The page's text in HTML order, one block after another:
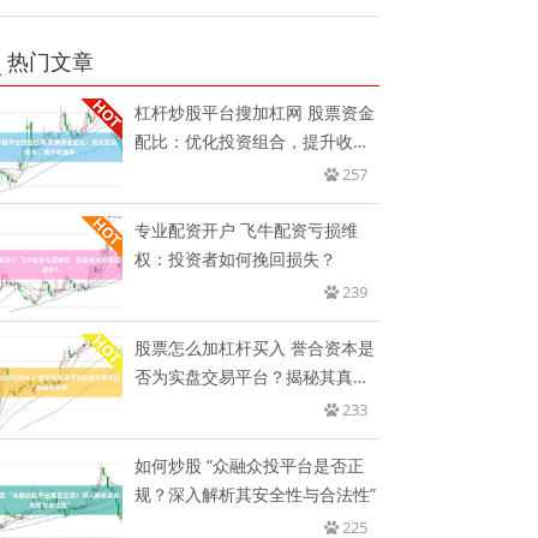
热门文章
杠杆炒股平台搜加杠网 股票资金
配比：优化投资组合，提升收益
257
专业配资开户 飞牛配资亏损维
权：投资者如何挽回损失？
239
股票怎么加杠杆买入 誉合资本是
否为实盘交易平台？揭秘其真
233
如何炒股 “众融众投平台是否正
规？深入解析其安全性与合法性”
225